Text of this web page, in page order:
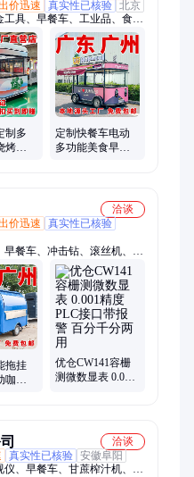
价迅速 真实性已核验 北京
具、早餐车、工业品、食品
装机、口服液封口机、瓷砖切
膜机、超声波洗脸仪、电动
器、电蒸锅、商用汤桶、家用
烘干机、汽车电脑诊断仪、熔
制多
烤炸
定制快餐车电动
多功能美食早餐
洽谈
价迅速
真实性已核验
餐车、冲击钻、滚丝机、无
防管道、电动起子、充电手
电钻、电动螺丝刀、自动起
二代工具、冲击起子机、
配件碳刷、电批平衡支架、
拖挂
咖啡
优仓CW141容栅
测微数显表 0.001
洽谈
真实性已核验 安徽阜阳
、早餐车、甘蔗榨汁机、叉